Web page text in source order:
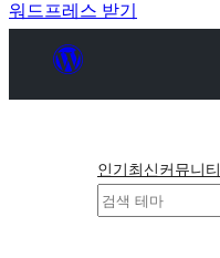
로
기
워드프레스 받기
인기최신커뮤니티
검